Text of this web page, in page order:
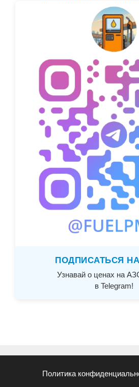
ПОДПИСАТЬСЯ
Узнавай о ценах на
в Telegram!
Политика